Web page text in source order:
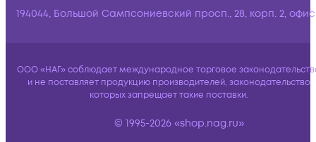
194044, Большой Сампсониевский просп., 28, корп. 2,
ООО «НАГ» соблюдает международное торговое
и не поставляет продукцию производителей, законодательство
которых запрещает такие поставки.
© 1995-2026 «shop.nag.ru»